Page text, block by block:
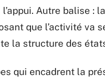
Autre balise : la
que l’activité va
la structure des
qui encadrent la